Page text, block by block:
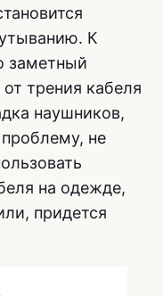
К
заметный
трения кабеля
наушников,
не
на одежде,
придется